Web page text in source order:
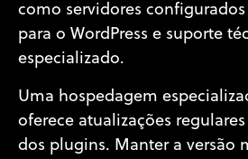
como servidores
para o WordPress e suporte
especializado.
Uma hospedagem
oferece atualizações
dos plugins. Manter a versão